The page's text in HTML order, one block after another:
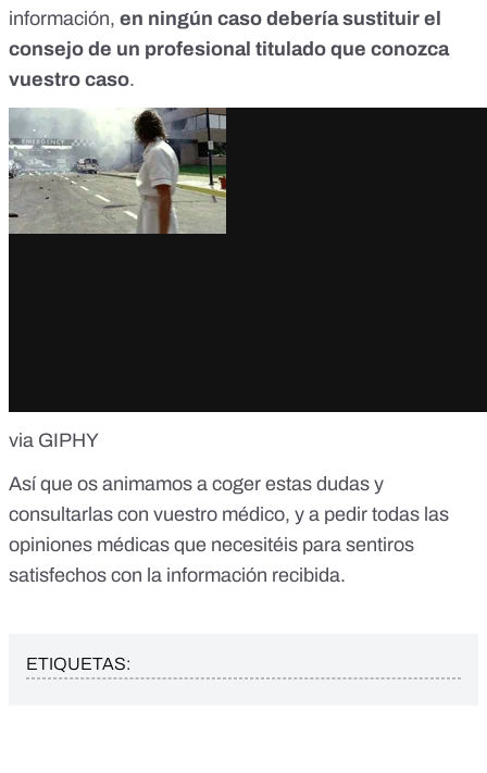
información, en ningún caso debería sustituir el
consejo de un profesional titulado que conozca
vuestro caso.
via GIPHY
Así que os animamos a coger estas dudas y
consultarlas con vuestro médico, y a pedir todas las
opiniones médicas que necesitéis para sentiros
satisfechos con la información recibida.
ETIQUETAS: